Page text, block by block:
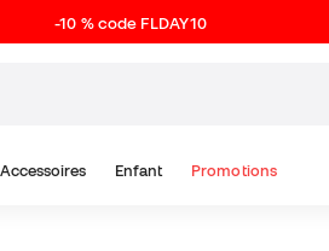
-10 % code FLDAY10
Accessoires Enfant Promotions